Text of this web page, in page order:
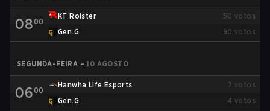
0800
KT Rolster 50 votos
Gen.G
90 votos
SEGUNDA-FEIRA – 10 AGOSTO
0600
Hanwha Life Esports 7 votos
Gen.G
4 votos